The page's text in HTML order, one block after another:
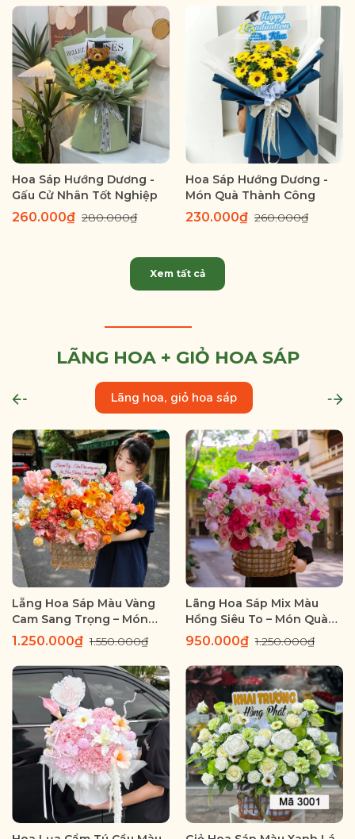
Hoa Sáp Hướng Dương -
Gấu Cử Nhân Tốt Nghiệp
260.000₫ 280.000₫
Hoa Sáp Hướng Dương -
Món Quà Thành Công
230.000₫ 260.000₫
Xem tất cả
LÃNG HOA + GIỎ HOA SÁP
Lãng hoa, giỏ hoa sáp
Lẵng Hoa Sáp Màu Vàng
Cam Sang Trọng – Món
Quà Rực Rỡ Gửi Trao
Thành Công
1.250.000₫1.550.000₫
Lãng Hoa Sáp Mix Màu
Hồng Siêu To – Món Quà
Sang Trọng Ý Nghĩa
950.000₫1.250.000₫